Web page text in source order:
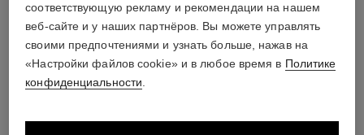
соответствующую рекламу и рекомендации на нашем
веб-сайте и у наших партнёров. Вы можете управлять
своими предпочтениями и узнать больше, нажав на
«Настройки файлов cookie» и в любое время в Политике
конфиденциальности